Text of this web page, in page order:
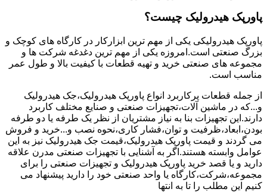
پاورپک هیدرولیک چیست؟
پاورپک هیدرولیکی یکی از مهم ترین ابزارکار در کارگاه های کوچک و
بزرگ صنعتی است.امروزه یکی از مهم ترین دغدغه شرکت ها و
مجموعه های صنعتی خرید و تهیه قطعات با کیفیت بالا و طول عمر
مناسب است.
از جمله قطعات پرکاربرد انواع پاورپک هیدرولیک،جک هیدرولیک
و...که در ماشین آلات،تجهیزات صنعتی و صنایع مختلف کاربرد
دارند.این تجهیزات بنا به نیاز مشتریان از نظر یک طرفه یا دو طرفه
بودن،ابعاد،ظرفیت و توان،فشار کاری،نحوه نصب و...خرید و فروش
می گردند و قیمت پاورپک هیدرولیک،قیمت جک هیدرولیک نیز به این
عوامل وابسته هستند.اگر به آشنایی با تجهیزات صنعتی مدرن علاقه
دارید و یا قصد خرید پاورپک هیدرولیک و تجهیزات صنعتی را برای
مجموعه،شرکت،کارگاه یا واحد صنعتی خود را دارید پیشنهاد می
کنیم این مطلب را تا به انتها